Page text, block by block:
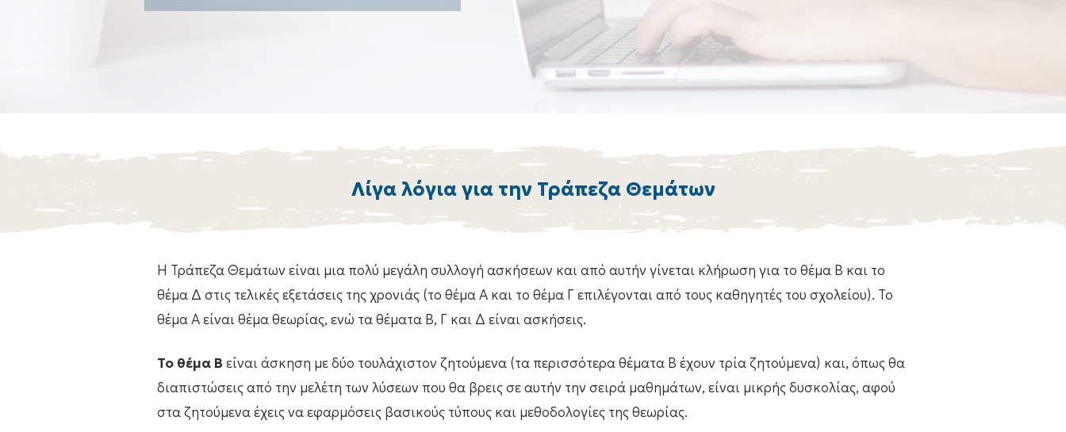
Λίγα λόγια για την Τράπεζα Θεμάτων
Η Τράπεζα Θεμάτων είναι μια πολύ μεγάλη συλλογή ασκήσεων και από αυτήν γίνεται κλήρωση για το θέμα Β και το
θέμα Δ στις τελικές εξετάσεις της χρονιάς (το θέμα Α και το θέμα Γ επιλέγονται από τους καθηγητές του σχολείου). Το
θέμα Α είναι θέμα θεωρίας, ενώ τα θέματα Β, Γ και Δ είναι ασκήσεις.
Το θέμα Β είναι άσκηση με δύο τουλάχιστον ζητούμενα (τα περισσότερα θέματα Β έχουν τρία ζητούμενα) και, όπως θα
διαπιστώσεις από την μελέτη των λύσεων που θα βρεις σε αυτήν την σειρά μαθημάτων, είναι μικρής δυσκολίας, αφού
στα ζητούμενα έχεις να εφαρμόσεις βασικούς τύπους και μεθοδολογίες της θεωρίας.